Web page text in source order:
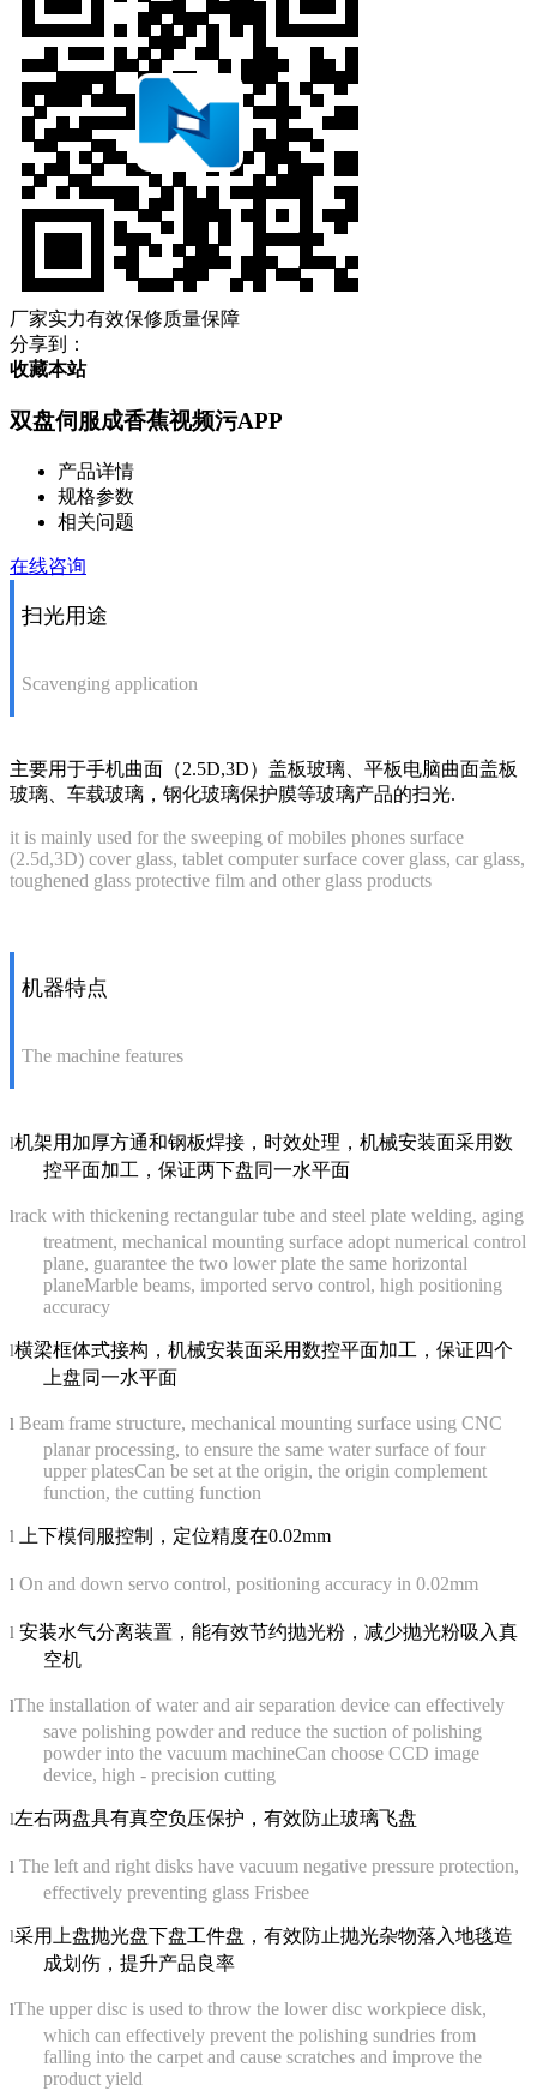
厂家实力有效保修质量保障
分享到：
收藏本站
双盘伺服成香蕉视频污APP
产品详情
规格参数
相关问题
在线咨询
扫光用途
Scavenging application
主要用于手机曲面（2.5D,3D）盖板玻璃、平板电脑曲面盖板
玻璃、车载玻璃，钢化玻璃保护膜等玻璃产品的扫光.
it is mainly used for the sweeping of mobiles phones surface
(2.5d,3D) cover glass, tablet computer surface cover glass, car glass,
toughened glass protective film and other glass products
机器特点
The machine features
l机架用加厚方通和钢板焊接，时效处理，机械安装面采用数
控平面加工，保证两下盘同一水平面
lrack with thickening rectangular tube and steel plate welding, aging
treatment, mechanical mounting surface adopt numerical control
plane, guarantee the two lower plate the same horizontal
planeMarble beams, imported servo control, high positioning
accuracy
l横梁框体式接构，机械安装面采用数控平面加工，保证四个
上盘同一水平面
l Beam frame structure, mechanical mounting surface using CNC
planar processing, to ensure the same water surface of four
upper platesCan be set at the origin, the origin complement
function, the cutting function
l 上下模伺服控制，定位精度在0.02mm
l On and down servo control, positioning accuracy in 0.02mm
l 安装水气分离装置，能有效节约抛光粉，减少抛光粉吸入真
空机
lThe installation of water and air separation device can effectively
save polishing powder and reduce the suction of polishing
powder into the vacuum machineCan choose CCD image
device, high - precision cutting
l左右两盘具有真空负压保护，有效防止玻璃飞盘
l The left and right disks have vacuum negative pressure protection,
effectively preventing glass Frisbee
l采用上盘抛光盘下盘工件盘，有效防止抛光杂物落入地毯造
成划伤，提升产品良率
lThe upper disc is used to throw the lower disc workpiece disk,
which can effectively prevent the polishing sundries from
falling into the carpet and cause scratches and improve the
product yield